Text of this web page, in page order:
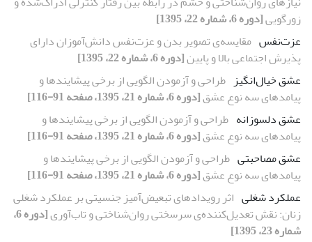
زورگویی[دوره 6، شماره 22، 1395]
عزت‌نفس مقایسه‌ی تصویر بدن و عزت‌نفس دانش‌آموزان دارای
پذیرش اجتماعی بالا و پایین[دوره 6، شماره 22، 1395]
عشق خیال‌انگیز طراحی و آزمودن الگویی از برخی پیشایندها و
پیامدهای سه نوع عشق[دوره 6، شماره 21، 1395، صفحه 91-116]
عشق دلسوزانه طراحی و آزمودن الگویی از برخی پیشایندها و
پیامدهای سه نوع عشق[دوره 6، شماره 21، 1395، صفحه 91-116]
عشق مصاحبتی طراحی و آزمودن الگویی از برخی پیشایندها و
پیامدهای سه نوع عشق[دوره 6، شماره 21، 1395، صفحه 91-116]
عملکرد شغلی اثر رویدادهای تبعیض‌آمیز جنسیتی بر عملکرد شغلی
زنان: نقش تعدیل‌کننده‌ی سرسختی روان‌شناختی و تاب‌آوری
[دوره 6،
شماره 23، 1395]